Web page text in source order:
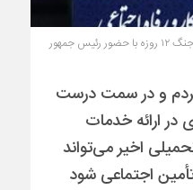
آیین تجلیل از خدمات کارکنان وزارت کار در جنگ ۱۲ روزه با حضور رئیس جمهور
مردم و در سمت درست
در ارائه خدمات
اخیر می‌تواند
اجتماعی شود